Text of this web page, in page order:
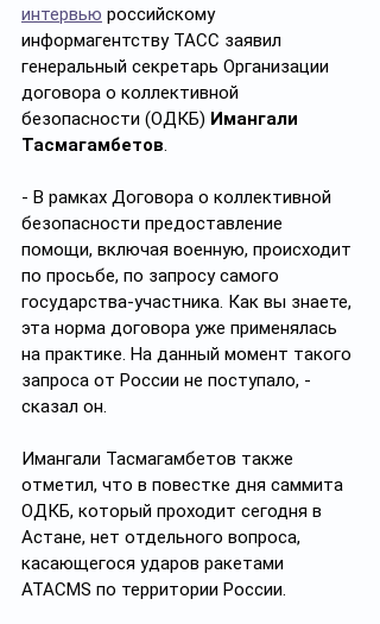
интервью российскому
информагентству ТАСС заявил
генеральный секретарь Организации
договора о коллективной
безопасности (ОДКБ) Имангали
Тасмагамбетов.
- В рамках Договора о коллективной
безопасности предоставление
помощи, включая военную, происходит
по просьбе, по запросу самого
государства-участника. Как вы знаете,
эта норма договора уже применялась
на практике. На данный момент такого
запроса от России не поступало, -
сказал он.
Имангали Тасмагамбетов также
отметил, что в повестке дня саммита
ОДКБ, который проходит сегодня в
Астане, нет отдельного вопроса,
касающегося ударов ракетами
ATACMS по территории России.